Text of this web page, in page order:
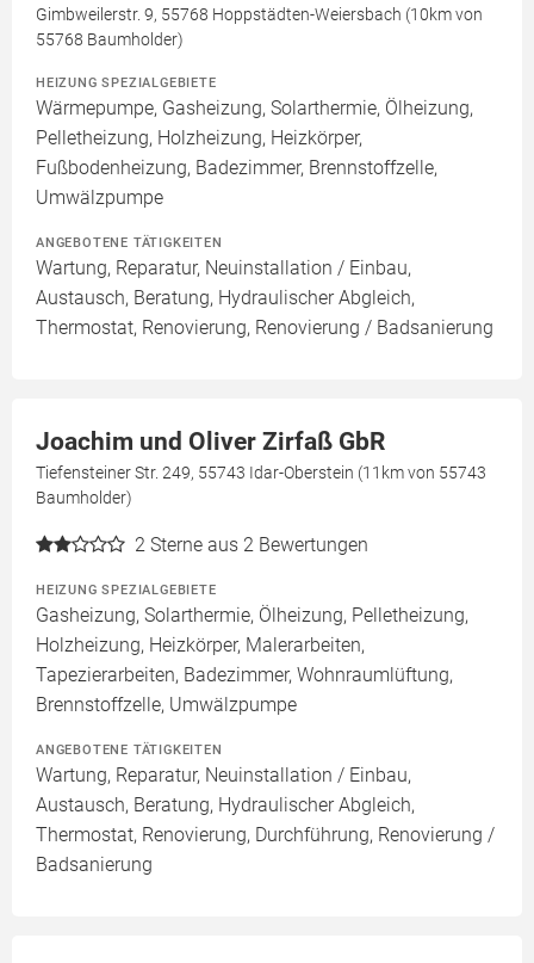
Gimbweilerstr. 9, 55768 Hoppstädten-Weiersbach (10km von
55768 Baumholder)
HEIZUNG SPEZIALGEBIETE
Wärmepumpe, Gasheizung, Solarthermie, Ölheizung,
Pelletheizung, Holzheizung, Heizkörper,
Fußbodenheizung, Badezimmer, Brennstoffzelle,
Umwälzpumpe
ANGEBOTENE TÄTIGKEITEN
Wartung, Reparatur, Neuinstallation / Einbau,
Austausch, Beratung, Hydraulischer Abgleich,
Thermostat, Renovierung, Renovierung / Badsanierung
Joachim und Oliver Zirfaß GbR
Tiefensteiner Str. 249, 55743 Idar-Oberstein (11km von 55743
Baumholder)
2 Sterne aus 2 Bewertungen
HEIZUNG SPEZIALGEBIETE
Gasheizung, Solarthermie, Ölheizung, Pelletheizung,
Holzheizung, Heizkörper, Malerarbeiten,
Tapezierarbeiten, Badezimmer, Wohnraumlüftung,
Brennstoffzelle, Umwälzpumpe
ANGEBOTENE TÄTIGKEITEN
Wartung, Reparatur, Neuinstallation / Einbau,
Austausch, Beratung, Hydraulischer Abgleich,
Thermostat, Renovierung, Durchführung, Renovierung /
Badsanierung